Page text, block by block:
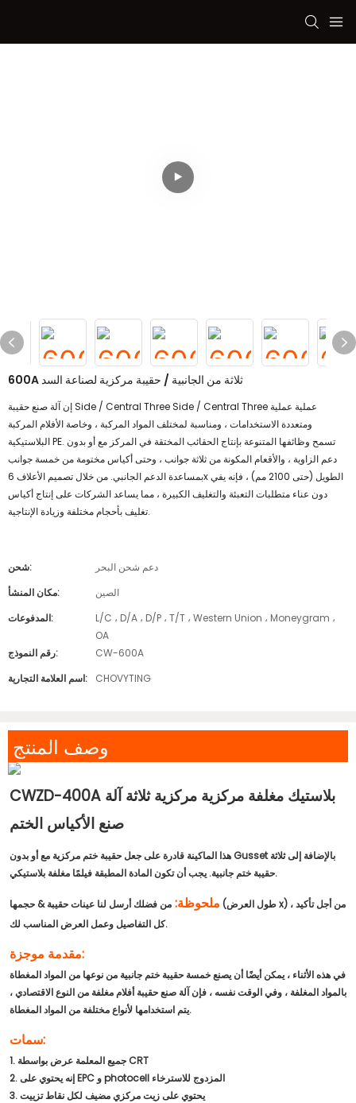
600A ثلاثة من الجانبية / حقيبة مركزية لصناعة السد
إن آلة صنع حقيبة Side / Central Three Side / Central Three عملية عملية
ومتعددة الاستخدامات ، ومناسبة لمختلف المواد المركبة ، وخاصة الأفلام المركبة
البلاستيكية PE. تسمح وظائفها المتنوعة بإنتاج الحقائب المختقة في المركز مع أو بدون
دعم الزاوية ، والأقعام المكونة من ثلاثة جوانب ، وحتى أكياس مختومة من خمسة جوانب
بمساعدة الدعم الجانبي. من خلال تصميم الأعلاف 6x الطويل (حتى 2100 مم) ، فإنه يفي
دون عناء متطلبات التعبئة والتغليف الكبيرة ، مما يساعد الشركات على إنتاج أكياس
تغليف بأحجام مختلفة وزيادة الإنتاجية.
شحن:
دعم شحن البحر
مكان المنشأ:
الصين
المدفوعات:
L/C ، D/A ، D/P ، T/T ، Western Union ، Moneygram ،
OA
رقم النموذج:
CW-600A
اسم العلامة التجارية:
CHOVYTING
وصف المنتج
CWZD-400A بلاستيك مغلفة مركزية مركزية ثلاثة آلة
صنع الأكياس الختم
هذا الماكينة قادرة على جعل حقيبة ختم مركزية مع أو بدون Gusset بالإضافة إلى ثلاثة
حقيبة ختم جانبية. يجب أن تكون المادة المطبقة فيلمًا مغلفة بلاستيكي.
ملحوظة: من فضلك أرسل لنا عينات حقيبة & حجمها (طول العرض x) ، من أجل تأكيد
كل التفاصيل وعمل العرض المناسب لك.
مقدمة موجزة:
في هذه الأثناء ، يمكن أيضًا أن يصنع خمسة حقيبة ختم جانبية من نوعها من المواد المغطاة
بالمواد المغلفة ، وفي الوقت نفسه ، فإن آلة صنع حقيبة أفلام مغلفة من النوع الاقتصادي ،
يتم استخدامها لأنواع مختلفة من المواد المغطاة.
سمات:
1. جميع المعلمة عرض بواسطة CRT
2. إنه يحتوي على EPC و photocell المزدوج للاسترخاء
3. يحتوي على زيت مركزي مضيف لكل نقاط تزييت